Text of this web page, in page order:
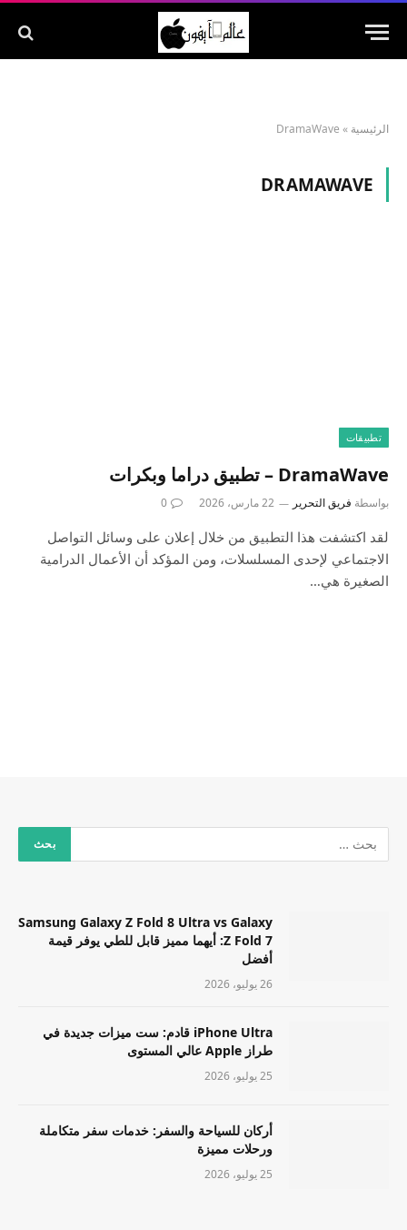
الرئيسية »
DramaWave
DRAMAWAVE
تطبيقات
‎DramaWave – تطبيق دراما وبكرات
بواسطة فريق التحرير 22 مارس، 2026 0
لقد اكتشفت هذا التطبيق من خلال إعلان على وسائل التواصل
الاجتماعي لإحدى المسلسلات، ومن المؤكد أن الأعمال الدرامية
الصغيرة هي…
Samsung Galaxy Z Fold 8 Ultra vs Galaxy
Z Fold 7: أيهما مميز قابل للطي يوفر قيمة
أفضل
26 يوليو، 2026
iPhone Ultra قادم: ست ميزات جديدة في
طراز Apple عالي المستوى
25 يوليو، 2026
أركان للسياحة والسفر: خدمات سفر متكاملة
ورحلات مميزة
25 يوليو، 2026